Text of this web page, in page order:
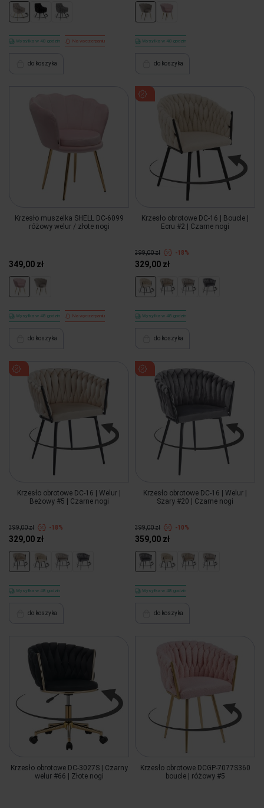
Wysyłka w 48 godzin Na wyczerpaniu
do koszyka
Wysyłka w 48 godzin
do koszyka
Krzesło muszelka SHELL DC-6099
różowy welur / złote nogi
349,00 zł
Wysyłka w 48 godzin Na wyczerpaniu
do koszyka
Krzesło obrotowe DC-16 | Boucle |
Ecru #2 | Czarne nogi
399,00 zł -18%
329,00 zł
Wysyłka w 48 godzin
do koszyka
Krzesło obrotowe DC-16 | Welur |
Beżowy #5 | Czarne nogi
399,00 zł -18%
329,00 zł
Wysyłka w 48 godzin
do koszyka
Krzesło obrotowe DC-16 | Welur |
Szary #20 | Czarne nogi
399,00 zł -10%
359,00 zł
Wysyłka w 48 godzin
do koszyka
Krzesło obrotowe DC-3027S | Czarny
welur #66 | Złote nogi
Krzesło obrotowe DCGP-7077S360
boucle | różowy #5